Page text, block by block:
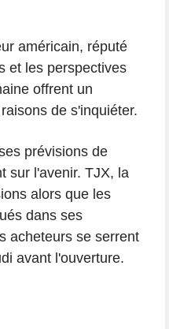
américain, réputé
et les perspectives
offrent un
de s'inquiéter.
prévisions de
sur l'avenir. TJX, la
alors que les
dans ses
acheteurs se serrent
avant l'ouverture.